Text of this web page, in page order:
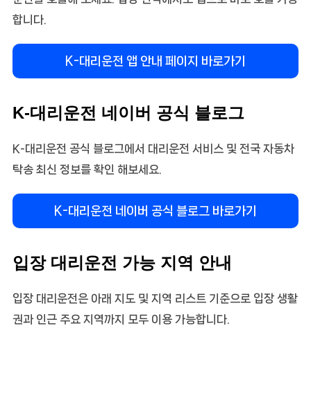
합니다.
K-대리운전 앱 안내 페이지 바로가기
K-대리운전 네이버 공식 블로그
K-대리운전 공식 블로그에서 대리운전 서비스 및 전국 자동차
탁송 최신 정보를 확인 해보세요.
K-대리운전 네이버 공식 블로그 바로가기
입장 대리운전 가능 지역 안내
입장 대리운전은 아래 지도 및 지역 리스트 기준으로 입장 생활
권과 인근 주요 지역까지 모두 이용 가능합니다.